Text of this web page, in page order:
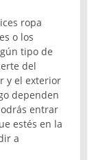
ropa
o los
tipo de
del
y el exterior
dependen
entrar
estés en la
a